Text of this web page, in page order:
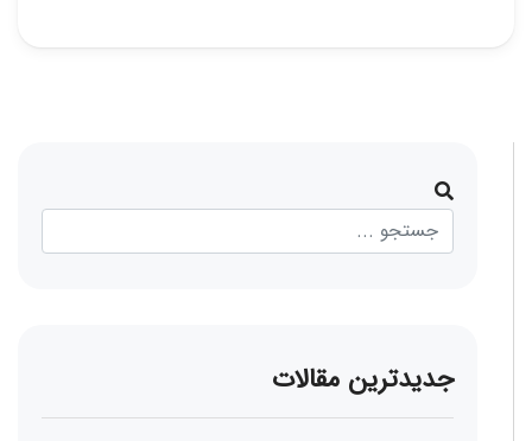
جدیدترین مقالات